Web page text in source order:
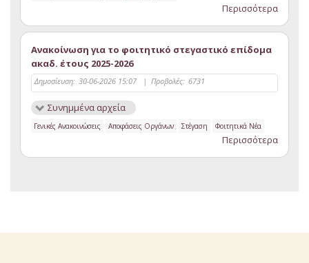
Περισσότερα
Ανακοίνωση για το φοιτητικό στεγαστικό επίδομα
ακαδ. έτους 2025-2026
Δημοσίευση: 30-06-2026 15:07 | Προβολές: 6731
Συνημμένα αρχεία
Γενικές Ανακοινώσεις Αποφάσεις Οργάνων Στέγαση Φοιτητικά Νέα
Περισσότερα